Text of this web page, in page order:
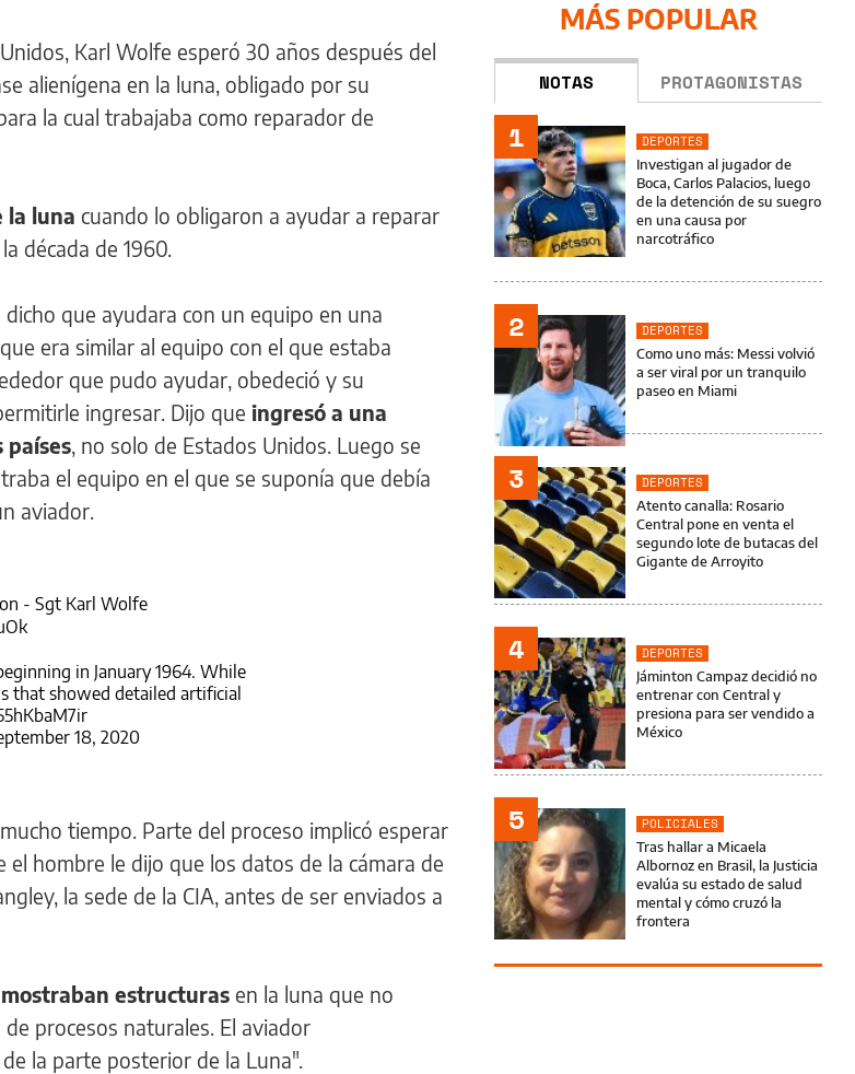
Karl Wolfe esperó 30 años después del
alienígena en la luna, obligado por su
la cual trabajaba como reparador de
la luna cuando lo obligaron a ayudar a reparar
década de 1960.
que ayudara con un equipo en una
era similar al equipo con el que estaba
que pudo ayudar, obedeció y su
ingresar. Dijo que ingresó a una
países , no solo de Estados Unidos. Luego se
el equipo en el que se suponía que debía
aviador.
- Sgt Karl Wolfe
in January 1964. While
that showed detailed artificial
18, 2020
tiempo. Parte del proceso implicó esperar
hombre le dijo que los datos de la cámara de
la sede de la CIA, antes de ser enviados a
estructuras en la luna que no
procesos naturales. El aviador
la parte posterior de la Luna".
MÁS POPULAR
NOTAS PROTAGONISTAS
1
DEPORTES
Investigan al jugador de
Boca, Carlos Palacios, luego
de la detención de su suegro
en una causa por
narcotráfico
2
DEPORTES
Como uno más: Messi volvió
a ser viral por un tranquilo
paseo en Miami
3
DEPORTES
Atento canalla: Rosario
Central pone en venta el
segundo lote de butacas del
Gigante de Arroyito
4
DEPORTES
Jáminton Campaz decidió no
entrenar con Central y
presiona para ser vendido a
México
5
POLICIALES
Tras hallar a Micaela
Albornoz en Brasil, la Justicia
evalúa su estado de salud
mental y cómo cruzó la
frontera